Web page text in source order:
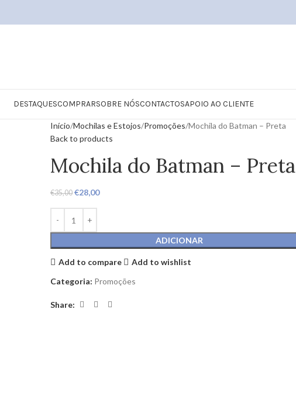
DESTAQUESCOMPRARSOBRE NÓSCONTACTOSAPOIO AO CLIENTE
Início Mochilas e Estojos Promoções Mochila do Batman – Preta
Back to products
Mochila do Batman – Preta
€35,00 €28,00
ADICIONAR
Add to compare
Add to wishlist
Categoria: Promoções
Share: